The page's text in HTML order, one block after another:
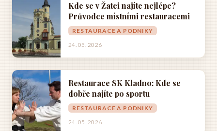
Kde se v Žatci najíte nejlépe?
Průvodce místními restauracemi
RESTAURACE A PODNIKY
24. 05. 2026
Restaurace SK Kladno: Kde se
dobře najíte po sportu
RESTAURACE A PODNIKY
24. 05. 2026